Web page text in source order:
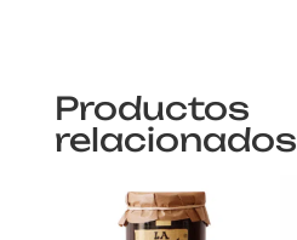
Productos
relacionados